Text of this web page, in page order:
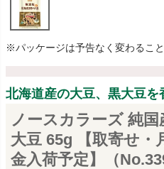
※パッケージは予告なく変わること
北海道産の大豆、黒大豆を
ノースカラーズ 純
大豆 65g 【取寄せ
金入荷予定】（